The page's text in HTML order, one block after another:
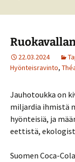
22.03.2024
Hyönteisravinto,
Jauhotoukka on
miljardia ihmistä
hyönteisiä, ja
eettistä,
Suomen Coca-